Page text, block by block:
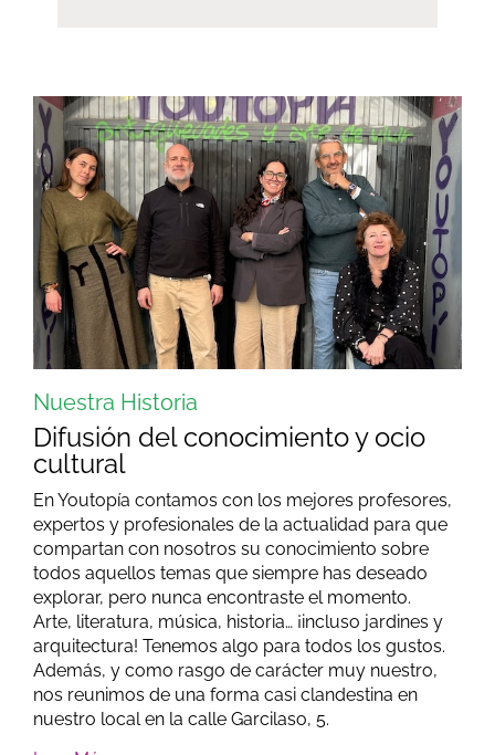
Nuestra Historia
Difusión del conocimiento y ocio
cultural
En Youtopía contamos con los mejores profesores,
expertos y profesionales de la actualidad para que
compartan con nosotros su conocimiento sobre
todos aquellos temas que siempre has deseado
explorar, pero nunca encontraste el momento.
Arte, literatura, música, historia… ¡incluso jardines y
arquitectura! Tenemos algo para todos los gustos.
Además, y como rasgo de carácter muy nuestro,
nos reunimos de una forma casi clandestina en
nuestro local en la calle Garcilaso, 5.